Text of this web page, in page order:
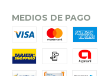
MEDIOS DE PAGO